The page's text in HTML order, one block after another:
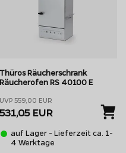
Thüros Räucherschrank
Räucherofen RS 40100 E
UVP 559,00 EUR
531,05 EUR
auf Lager - Lieferzeit ca. 1-
4 Werktage